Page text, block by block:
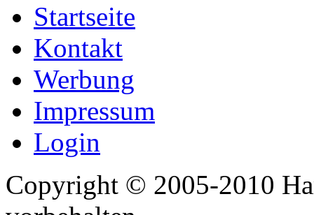
Startseite
Kontakt
Werbung
Impressum
Login
Copyright © 2005-2010